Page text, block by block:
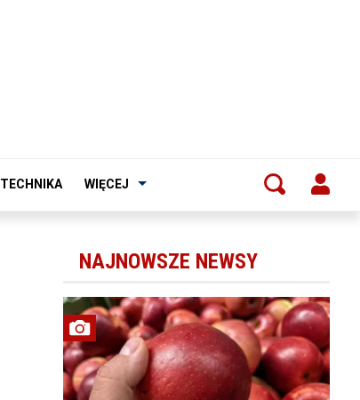
TECHNIKA WIĘCEJ
NAJNOWSZE NEWSY